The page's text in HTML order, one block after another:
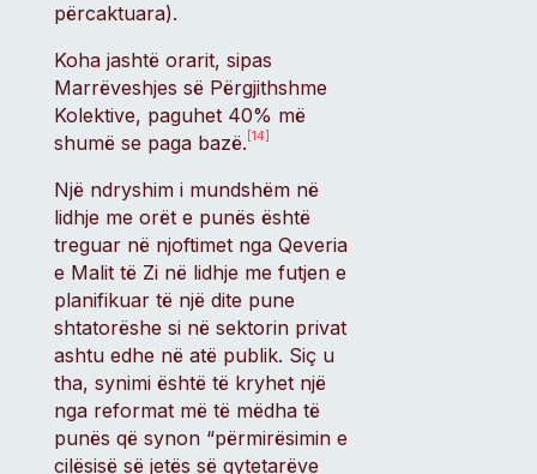
përcaktuara).
Koha jashtë orarit, sipas
Marrëveshjes së Përgjithshme
Kolektive, paguhet 40% më
shumë se paga bazë. [14]
Një ndryshim i mundshëm në
lidhje me orët e punës është
treguar në njoftimet nga Qeveria
e Malit të Zi në lidhje me futjen e
planifikuar të një dite pune
shtatorëshe si në sektorin privat
ashtu edhe në atë publik. Siç u
tha, synimi është të kryhet një
nga reformat më të mëdha të
punës që synon “përmirësimin e
cilësisë së jetës së qytetarëve